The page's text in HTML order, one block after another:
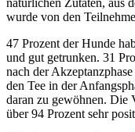
wurde von den
47 Prozent der Hunde
und gut getrunken. 31
nach der
den Tee in der
daran zu gewöhnen. Die
über 94 Prozent sehr